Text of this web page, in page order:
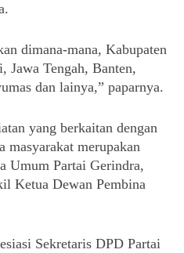
dimana-mana, Kabupaten
Jawa Tengah, Banten,
dan lainya,” paparnya.
yang berkaitan dengan
masyarakat merupakan
Umum Partai Gerindra,
Ketua Dewan Pembina
Sekretaris DPD Partai